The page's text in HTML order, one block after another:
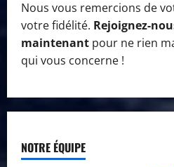
Nous vous remercions de
votre fidélité. Rejoignez-
maintenant pour ne rien
qui vous concerne !
NOTRE ÉQUIPE